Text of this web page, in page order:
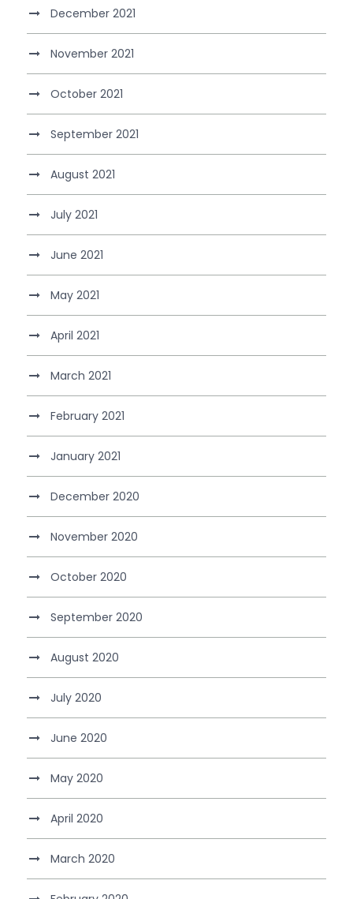
December 2021
November 2021
October 2021
September 2021
August 2021
July 2021
June 2021
May 2021
April 2021
March 2021
February 2021
January 2021
December 2020
November 2020
October 2020
September 2020
August 2020
July 2020
June 2020
May 2020
April 2020
March 2020